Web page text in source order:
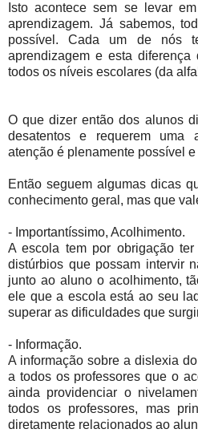
Isto acontece sem se levar
aprendizagem. Já sabemos,
possível. Cada um de nós
aprendizagem e esta
todos os níveis escolares (da
O que dizer então dos alunos
desatentos e requerem uma
atenção é plenamente possível e
Então seguem algumas dicas
conhecimento geral, mas que
- Importantíssimo, Acolhimento.
A escola tem por obrigação
distúrbios que possam intervir
junto ao aluno o acolhimento,
ele que a escola está ao seu
superar as dificuldades que
- Informação.
A informação sobre a dislexia
a todos os professores que o
ainda providenciar o
todos os professores, mas
diretamente relacionados ao